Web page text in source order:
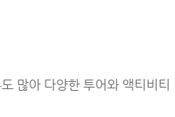
많아 다양한 투어와 액티비티